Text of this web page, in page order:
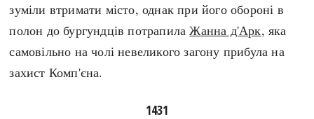
зуміли втримати місто, однак при його обороні в
полон до бургундців потрапилаЖанна д'Арк, яка
самовільно на чолі невеликого загону прибула на
захист Комп'єна.
1431